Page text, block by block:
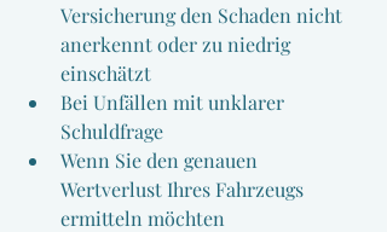
Versicherung den Schaden nicht
anerkennt oder zu niedrig
einschätzt
Bei Unfällen mit unklarer
Schuldfrage
Wenn Sie den genauen
Wertverlust Ihres Fahrzeugs
ermitteln möchten